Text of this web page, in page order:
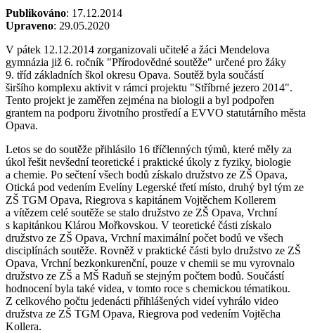
Publikováno: 17.12.2014
Upraveno: 29.05.2020
V pátek 12.12.2014 zorganizovali učitelé a žáci Mendelova
gymnázia již 6. ročník "Přírodovědné soutěže" určené pro žáky
9. tříd základních škol okresu Opava. Soutěž byla součástí
širšího komplexu aktivit v rámci projektu "Stříbrné jezero 2014".
Tento projekt je zaměřen zejména na biologii a byl podpořen
grantem na podporu životního prostředí a EVVO statutárního města
Opava.
Letos se do soutěže přihlásilo 16 tříčlenných týmů, které měly za
úkol řešit nevšední teoretické i praktické úkoly z fyziky, biologie
a chemie. Po sečtení všech bodů získalo družstvo ze ZŠ Opava,
Otická pod vedením Evelíny Legerské třetí místo, druhý byl tým ze
ZŠ TGM Opava, Riegrova s kapitánem Vojtěchem Kollerem
a vítězem celé soutěže se stalo družstvo ze ZŠ Opava, Vrchní
s kapitánkou Klárou Mořkovskou. V teoretické části získalo
družstvo ze ZŠ Opava, Vrchní maximální počet bodů ve všech
disciplínách soutěže. Rovněž v praktické části bylo družstvo ze ZŠ
Opava, Vrchní bezkonkurenční, pouze v chemii se mu vyrovnalo
družstvo ze ZŠ a MŠ Raduň se stejným počtem bodů. Součástí
hodnocení byla také videa, v tomto roce s chemickou tématikou.
Z celkového počtu jedenácti přihlášených videí vyhrálo video
družstva ze ZŠ TGM Opava, Riegrova pod vedením Vojtěcha
Kollera.